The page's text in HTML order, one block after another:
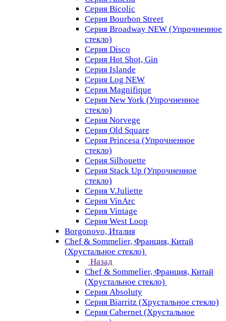
Серия Bicolic
Серия Bourbon Street
Серия Broadway NEW (Упрочненное
стекло)
Серия Disco
Серия Hot Shot, Gin
Серия Islande
Серия Log NEW
Серия Magnifique
Серия New York (Упрочненное
стекло)
Серия Norvege
Серия Old Square
Серия Princesa (Упрочненное
стекло)
Серия Silhouette
Серия Stack Up (Упрочненное
стекло)
Серия V.Juliette
Серия VinArc
Серия Vintage
Серия West Loop
Borgonovo, Италия
Chef & Sommelier, Франция, Китай
(Хрустальное стекло)
Назад
Chef & Sommelier, Франция, Китай
(Хрустальное стекло)
Серия Absoluty
Серия Biarritz (Хрустальное стекло)
Серия Cabernet (Хрустальное